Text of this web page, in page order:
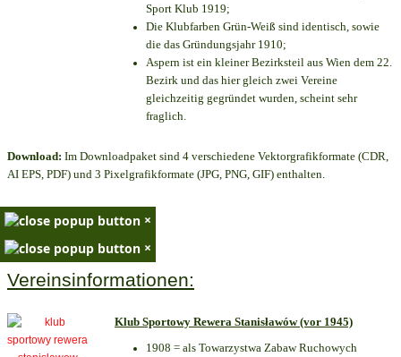
Sport Klub 1919;
Die Klubfarben Grün-Weiß sind identisch, sowie
die das Gründungsjahr 1910;
Aspern ist ein kleiner Bezirksteil aus Wien dem 22.
Bezirk und das hier gleich zwei Vereine
gleichzeitig gegründet wurden, scheint sehr
fraglich.
Download: Im Downloadpaket sind 4 verschiedene Vektorgrafikformate (CDR,
AI EPS, PDF) und 3 Pixelgrafikformate (JPG, PNG, GIF) enthalten.
×
×
Vereinsinformationen:
Klub Sportowy Rewera Stanisławów (vor 1945)
1908 = als Towarzystwa Zabaw Ruchowych